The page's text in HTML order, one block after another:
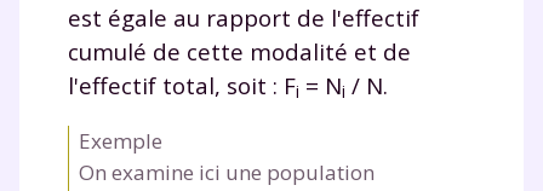
est égale au rapport de l'effectif
cumulé de cette modalité et de
l'effectif total, soit : Fi = Ni / N.
Exemple
On examine ici une population